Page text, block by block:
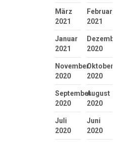
März
2021
Februar
2021
Januar
2021
2020
November
2020
Oktober
2020
September
2020
August
2020
Juli
2020
Juni
2020